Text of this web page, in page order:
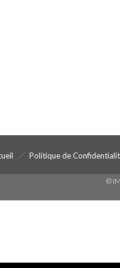
Politique de
©